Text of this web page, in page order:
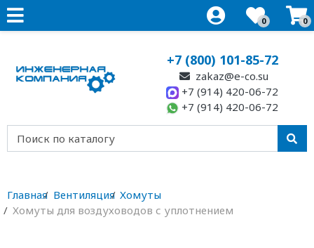
0 0
+7 (800) 101-85-72
zakaz@e-co.su
+7 (914) 420-06-72
+7 (914) 420-06-72
Главная Вентиляция Хомуты
Хомуты для воздуховодов с уплотнением